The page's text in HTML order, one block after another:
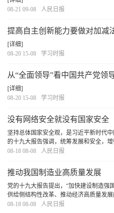
08-21 09-08
人民日报
提高自主创新能力要做对加减
[详细]
08-20 15-08
学习时报
从“全面领导”看中国共产党领
[详细]
08-20 15-08
学习时报
没有网络安全就没有国家安全
坚持总体国家安全观，是习近平新时代
的十九大报告强调，统筹发展和安全，
党治国理政的一个重大原则。习近平同
08-18 08-08 人民日报
推动我国制造业高质量发展
党的十九大报告提出，“加快建设制造强
供给侧结构性改革、推动经济高质量发
现代化强国的客观要求。要推进中国制
08-18 08-08 人民日报